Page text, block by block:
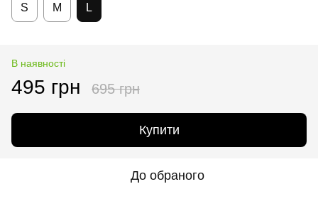
S M L
В наявності
495 грн 695 грн
Купити
До обраного